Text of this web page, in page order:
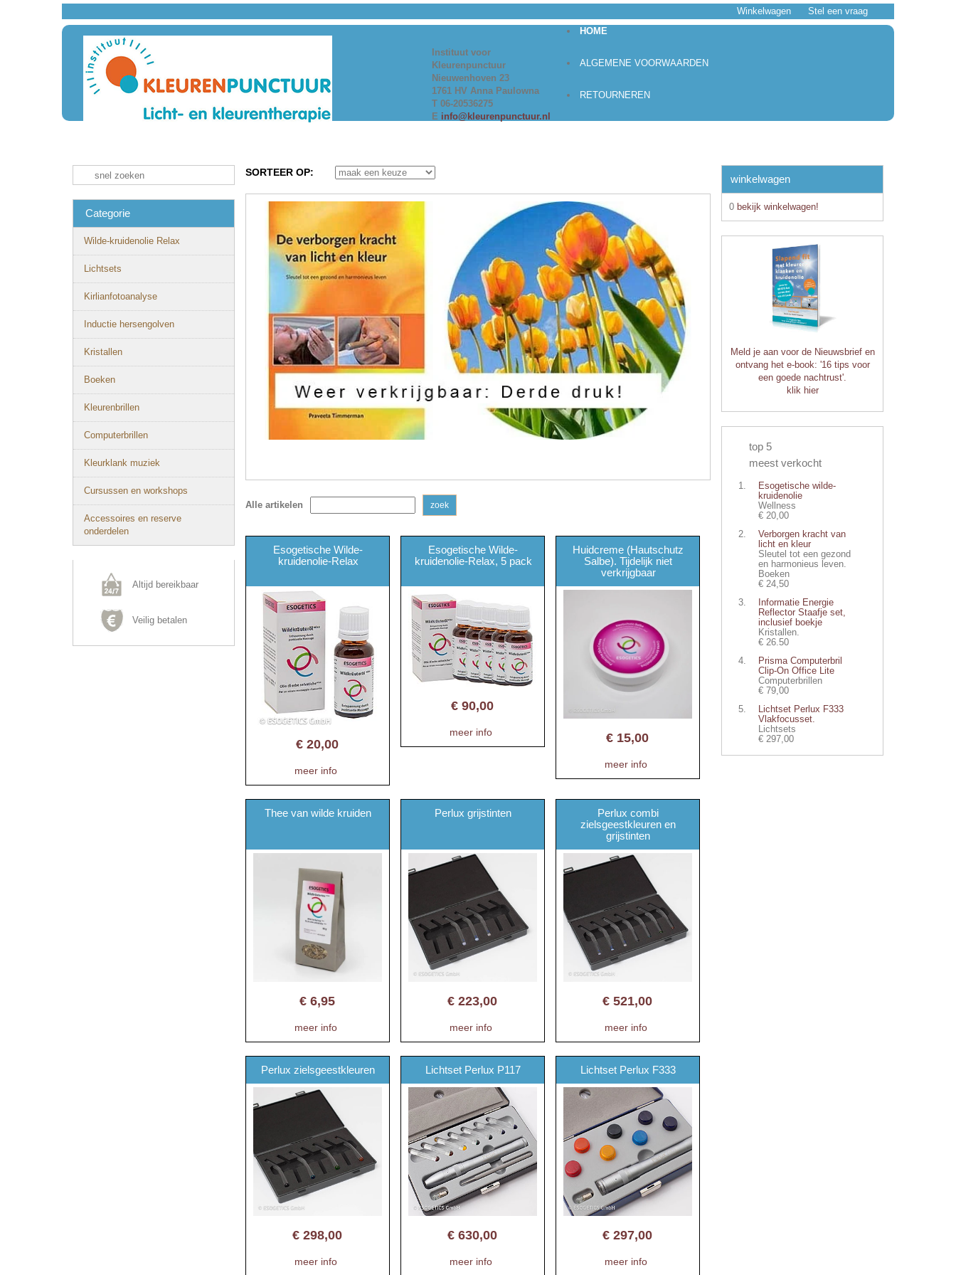
Winkelwagen Stel een vraag
Instituut voor
Kleurenpunctuur
Nieuwenhoven 23
1761 HV Anna Paulowna
T 06-20536275
E info@kleurenpunctuur.nl
HOME
ALGEMENE VOORWAARDEN
RETOURNEREN
Categorie
Wilde-kruidenolie Relax
Lichtsets
Kirlianfotoanalyse
Inductie hersengolven
Kristallen
Boeken
Kleurenbrillen
Computerbrillen
Kleurklank muziek
Cursussen en workshops
Accessoires en reserve
onderdelen
Altijd bereikbaar
Veilig betalen
SORTEER OP:
Alle artikelen zoek
Esogetische Wilde-
kruidenolie-Relax
€20,00
meer info
Esogetische Wilde-
kruidenolie-Relax, 5 pack
€90,00
meer info
Huidcreme (Hautschutz
Salbe). Tijdelijk niet
verkrijgbaar
€ 15,00
meer info
Thee van wilde kruiden
€6,95
meer info
Perlux grijstinten
€223,00
meer info
Perlux combi
zielsgeestkleuren en
grijstinten
€521,00
meer info
Perlux zielsgeestkleuren
€298,00
meer info
Lichtset Perlux P117
€630,00
meer info
Lichtset Perlux F333
€297,00
meer info
winkelwagen
0 bekijk winkelwagen!
Meld je aan voor de Nieuwsbrief en
ontvang het e-book: '16 tips voor
een goede nachtrust'.
klik hier
top 5
meest verkocht
Esogetische wilde-
kruidenolie
Wellness
€ 20,00
Verborgen kracht van
licht en kleur
Sleutel tot een gezond
en harmonieus leven.
Boeken
€ 24,50
Informatie Energie
Reflector Staafje set,
inclusief boekje
Kristallen.
€ 26.50
Prisma Computerbril
Clip-On Office Lite
Computerbrillen
€ 79,00
Lichtset Perlux F333
Vlakfocusset.
Lichtsets
€ 297,00